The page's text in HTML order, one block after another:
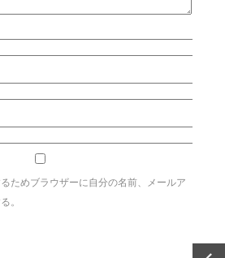
ためブラウザーに自分の名前、メールア
。